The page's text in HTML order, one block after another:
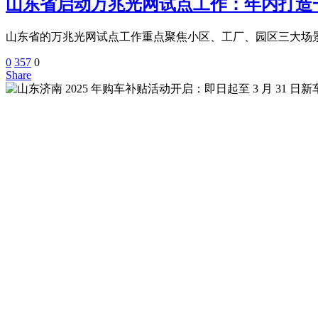
山东省启动万兆光网试点工作：年内打
山东省的万兆光网试点工作重点聚焦小区、工厂、园区三大
0 357 0
Share